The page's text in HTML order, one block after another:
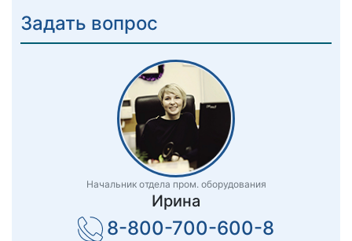
Задать вопрос
Начальник отдела пром. оборудования
Ирина
8-800-700-600-8